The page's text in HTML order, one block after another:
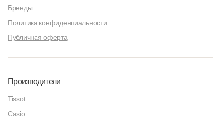
Бренды
Политика конфиденциальности
Публичная оферта
Производители
Tissot
Casio